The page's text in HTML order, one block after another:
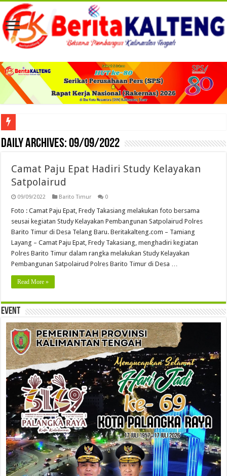
Viral! Selama Dua Bulan Lebih Siltap Serta Tunjangan Pemdes dan BPD di
Daily Archives:09/09/2022
Camat Paju Epat Hadiri Study Kelayakan
Satpolairud
09/09/2022 Barito Timur 0
Foto : Camat Paju Epat, Fredy Takasiang melakukan foto bersama
seusai kegiatan Study Kelayakan Pembangunan Satpolairud Polres
Barito Timur di Desa Telang Baru. Beritakalteng.com – Tamiang
Layang – Camat Paju Epat, Fredy Takasiang, menghadiri kegiatan
Polres Barito Timur dalam rangka melakukan Study Kelayakan
Pembangunan Satpolairud Polres Barito Timur di Desa …
Read More »
Event